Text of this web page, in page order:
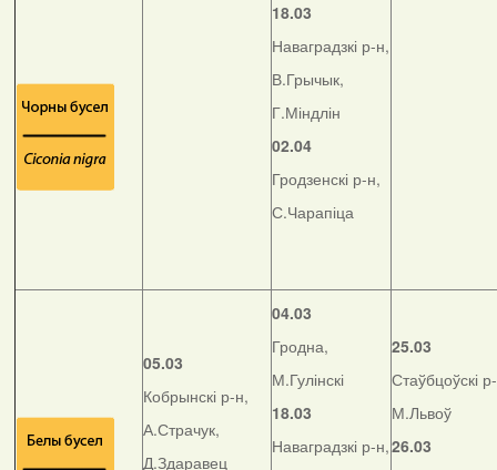
18.03
Наваградзкі р-н,
В.Грычык,
Г.Міндлін
02.04
Гродзенскі р-н,
С.Чарапіца
05.03
Кобрынскі р-н,
А.Страчук,
Д.Здаравец
04.03
Гродна,
М.Гулінскі
18.03
Наваградзкі р-н,
25.03
Стаўбцоўскі
М.Львоў
26.03